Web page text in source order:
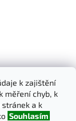
k zajištění
měření chyb, k
a k
Souhlasím
o nových